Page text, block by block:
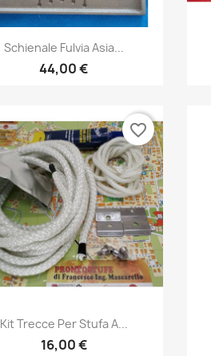
Anteprima
Schienale Fulvia Asia...
44,00 €
Anteprima
Kit Trecce Per Stufa A...
16,00 €
favorite_border